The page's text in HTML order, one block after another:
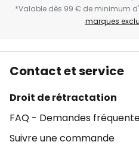
*Valable dès 99 € de minimum
marques
Contact et service
Droit de rétractation
FAQ - Demandes
Suivre une commande